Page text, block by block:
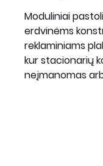
Moduliniai
erdvinėms
reklaminiams
kur stacionarių
neįmanomas